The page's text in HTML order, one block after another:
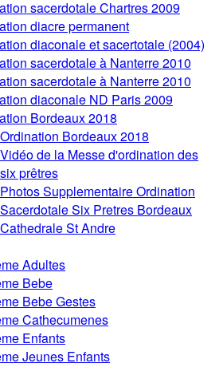
sacerdotale Chartres 2009
diacre permanent
diaconale et sacertotale (2004)
sacerdotale à Nanterre 2010
sacerdotale à Nanterre 2010
diaconale ND Paris 2009
Bordeaux 2018
Ordination Bordeaux 2018
Vidéo de la Messe d'ordination des
six prêtres
Photos Supplementaire Ordination
Sacerdotale Six Pretres Bordeaux
Cathedrale St Andre
Adultes
Bebe
Bebe Gestes
Cathecumenes
Enfants
Jeunes Enfants